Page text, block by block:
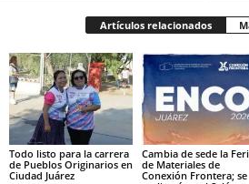
Artículos relacionados
Todo listo para la carrera
de Pueblos Originarios en
Ciudad Juárez
Cambia de sede la
de Materiales de
Conexión Frontera; se